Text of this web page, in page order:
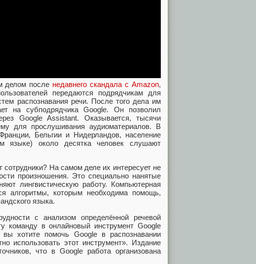
делом после недавнего скандала с Amazon,
передаются подрядчикам для
распознавания речи. После того дела им
на субподрядчика Google. Он позволил
Google Assistant. Оказывается, тысячи
для прослушивания аудиоматериалов. В
Бельгии и Нидерландов, население
языке) около десятка человек слушают
На самом деле их интересует не
произношения. Это специально нанятые
лингвистическую работу. Компьютерная
алгоритмы, которым необходима помощь,
языка.
с анализом определённой речевой
команду в онлайновый инструмент Google
хотите помочь Google в распознавании
использовать этот инструмент». Издание
что в Google работа организована